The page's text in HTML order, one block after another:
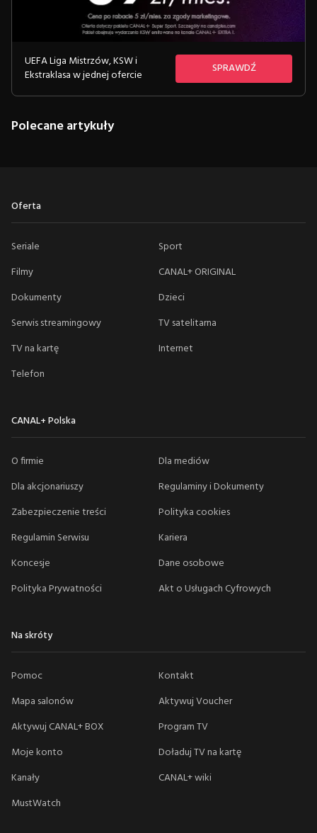
UEFA Liga Mistrzów, KSW i
Ekstraklasa w jednej ofercie
SPRAWDŹ
Polecane artykuły
Oferta
Seriale
Sport
Filmy
CANAL+ ORIGINAL
Dokumenty
Dzieci
Serwis streamingowy
TV satelitarna
TV na kartę
Internet
Telefon
CANAL+ Polska
O firmie
Dla mediów
Dla akcjonariuszy
Regulaminy i Dokumenty
Zabezpieczenie treści
Polityka cookies
Regulamin Serwisu
Kariera
Koncesje
Dane osobowe
Polityka Prywatności
Akt o Usługach Cyfrowych
Na skróty
Pomoc
Kontakt
Mapa salonów
Aktywuj Voucher
Aktywuj CANAL+ BOX
Program TV
Moje konto
Doładuj TV na kartę
Kanały
CANAL+ wiki
MustWatch